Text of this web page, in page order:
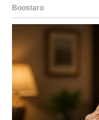
DJEVICA
Pred vama su dani